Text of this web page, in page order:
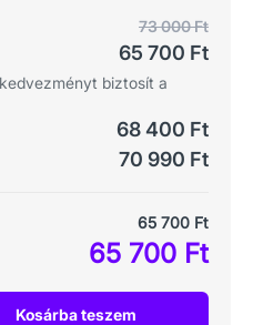
73 000 Ft
65 700 Ft
biztosít a
68 400 Ft
70 990 Ft
65 700 Ft
65 700 Ft
Kosárba teszem